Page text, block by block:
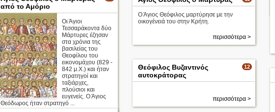
από το Αμόριο
Οι Άγιοι
Τεσσαράκοντα δύο
Μάρτυρες έζησαν
στα χρόνια της
βασιλείας του
Θεοφίλου του
εικονομάχου (829 -
842 μ.Χ.) και ήταν
στρατηγοί και
ταξιάρχες,
πλούσιοι και
ευγενείς. Ο Άγιος
Θεόδωρος ήταν στρατηγό ...
Ο Άγιος Θεόφιλος μαρτύρησε με την
οικογένειά του στην Κρήτη.
περισσότερα >
12
Θεόφιλος Βυζαντινός
αυτοκράτορας
περισσότερα >